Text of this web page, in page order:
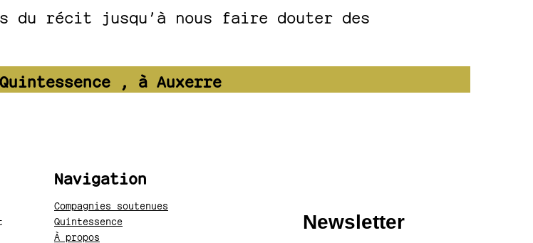
récit jusqu’à nous faire douter des
, à Auxerre
Navigation
Compagnies soutenues
Quintessence
À propos
Newsletter